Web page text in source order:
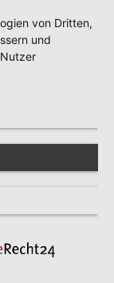
hilft uns der
einen
Drohne
von Dritten,
und